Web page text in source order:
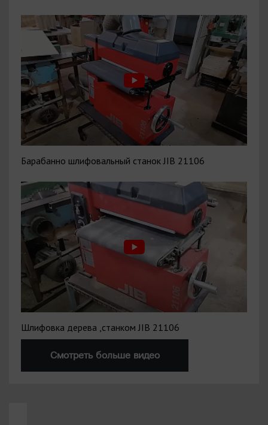
Барабанно шлифовальный станок JIB 21106
Шлифовка дерева ,станком JIB 21106
Смотреть больше видео